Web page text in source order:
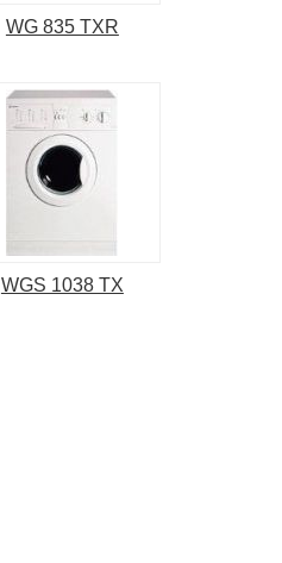
WG 835 TXR
WGS 1038 TX